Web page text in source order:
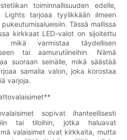
toiminnallisuuden edelle,
Lights tarjoaa tyylikkään ilmeen
Tässä mallissa
kirkkaat LED-valot on sijoitettu
mikä varmistaa täydellisen
tai aamurutiineihin. Nämä
suoraan seinälle, mikä säästää
samalla valon, joka korostaa
varjoja.
sopivat ihanteellisesti
tai tiloihin, jotka haluavat
valaisimet ovat kirkkaita, mutta